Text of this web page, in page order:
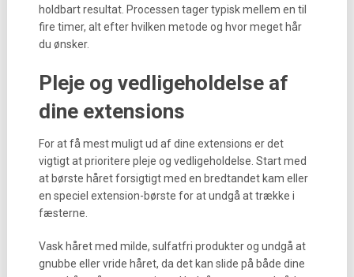
holdbart resultat. Processen tager typisk mellem en til
fire timer, alt efter hvilken metode og hvor meget hår
du ønsker.
Pleje og vedligeholdelse af
dine extensions
For at få mest muligt ud af dine extensions er det
vigtigt at prioritere pleje og vedligeholdelse. Start med
at børste håret forsigtigt med en bredtandet kam eller
en speciel extension-børste for at undgå at trække i
fæsterne.
Vask håret med milde, sulfatfri produkter og undgå at
gnubbe eller vride håret, da det kan slide på både dine